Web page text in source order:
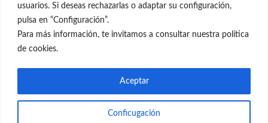
usuarios. Si deseas rechazarlas o adaptar su configuración,
pulsa en “Configuración”.
Para más información, te invitamos a consultar nuestra política
de cookies.
Conficugación
Aceptar
Política de Privacidad
Política de Cookies